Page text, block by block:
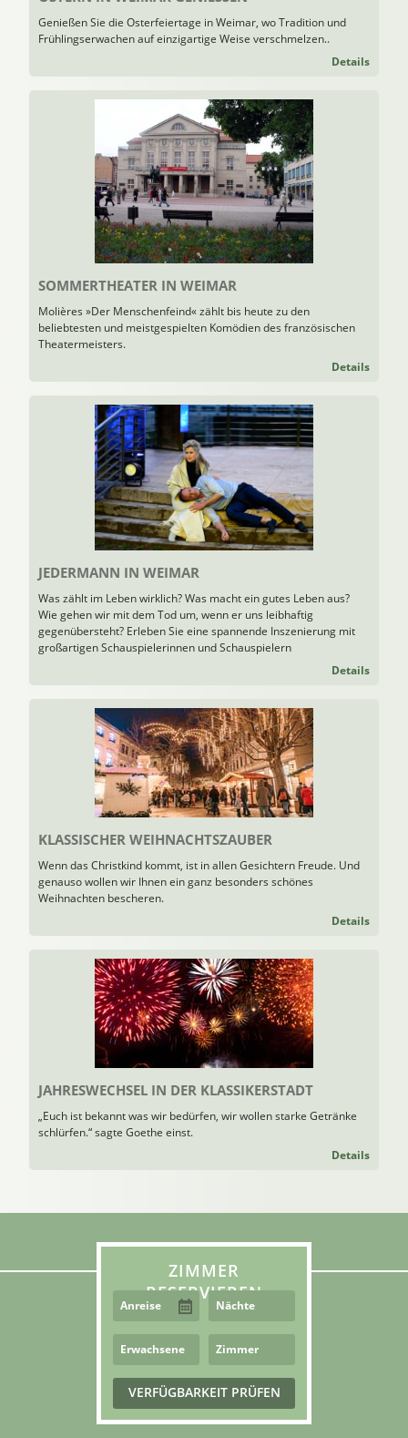
Genießen Sie die Osterfeiertage in Weimar, wo Tradition und
Frühlingserwachen auf einzigartige Weise verschmelzen..
Details
SOMMERTHEATER IN WEIMAR
Molières »Der Menschenfeind« zählt bis heute zu den
beliebtesten und meistgespielten Komödien des französischen
Theatermeisters.
Details
JEDERMANN IN WEIMAR
Was zählt im Leben wirklich? Was macht ein gutes Leben aus?
Wie gehen wir mit dem Tod um, wenn er uns leibhaftig
gegenübersteht? Erleben Sie eine spannende Inszenierung mit
großartigen Schauspielerinnen und Schauspielern
Details
KLASSISCHER WEIHNACHTSZAUBER
Wenn das Christkind kommt, ist in allen Gesichtern Freude. Und
genauso wollen wir Ihnen ein ganz besonders schönes
Weihnachten bescheren.
Details
JAHRESWECHSEL IN DER KLASSIKERSTADT
„Euch ist bekannt was wir bedürfen, wir wollen starke Getränke
schlürfen.“ sagte Goethe einst.
Details
ZIMMER
RESERVIEREN